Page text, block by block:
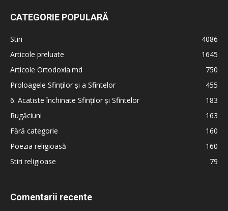
CATEGORIE POPULARĂ
Stiri
4086
Articole preluate
1645
Articole Ortodoxia.md
750
Proloagele Sfinților și a Sfintelor
455
6. Acatiste închinate Sfinților și Sfintelor
183
Rugăciuni
163
Fără categorie
160
Poezia religioasă
160
Stiri religioase
79
Comentarii recente